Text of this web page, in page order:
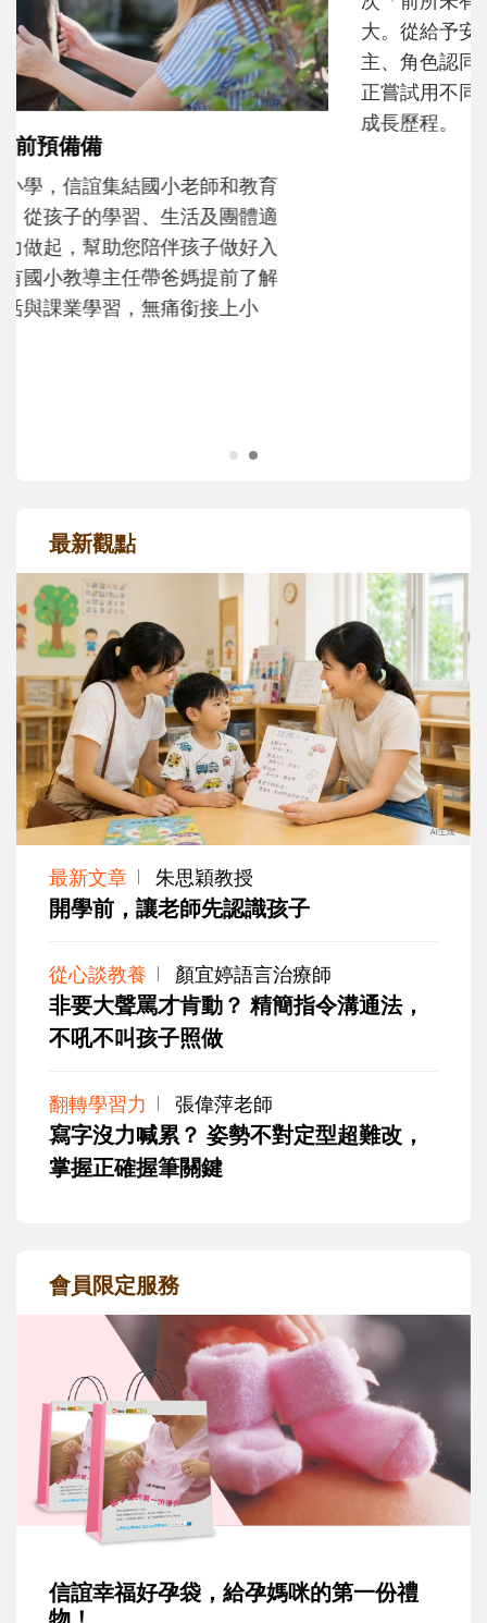
大。從給予安全感的肢體遊戲，到獨立自
主、角色認同及解決問題的能力養成。爸爸
正嘗試用不同的模樣，參與孩子每個重要的
最新觀點
最新文章 朱思穎教授
開學前，讓老師先認識孩子
從心談教養 顏宜婷語言治療師
非要大聲罵才肯動？ 精簡指令溝通法，
不吼不叫孩子照做
翻轉學習力 張偉萍老師
寫字沒力喊累？ 姿勢不對定型超難改，
掌握正確握筆關鍵
會員限定服務
信誼幸福好孕袋，給孕媽咪的第一份禮